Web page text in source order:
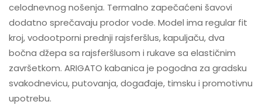
celodnevnog nošenja. Termalno zapečaćeni šavovi
dodatno sprečavaju prodor vode. Model ima regular fit
kroj, vodootporni prednji rajsferšlus, kapuljaču, dva
bočna džepa sa rajsferšlusom i rukave sa elastičnim
završetkom. ARIGATO kabanica je pogodna za gradsku
svakodnevicu, putovanja, događaje, timsku i promotivnu
upotrebu.